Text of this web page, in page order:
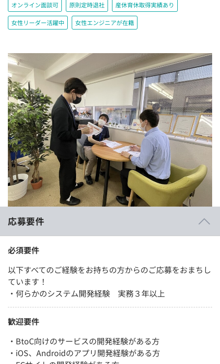
オンライン面談可 原則定時退社 産休育休取得実績あり
女性リーダー活躍中 女性エンジニアが在籍
応募要件
必須要件
以下すべてのご経験をお持ちの方からのご応募をおまちし
ています！
・何らかのシステム開発経験 実務３年以上
歓迎要件
・BtoC向けのサービスの開発経験がある方
・iOS、Androidのアプリ開発経験がある方